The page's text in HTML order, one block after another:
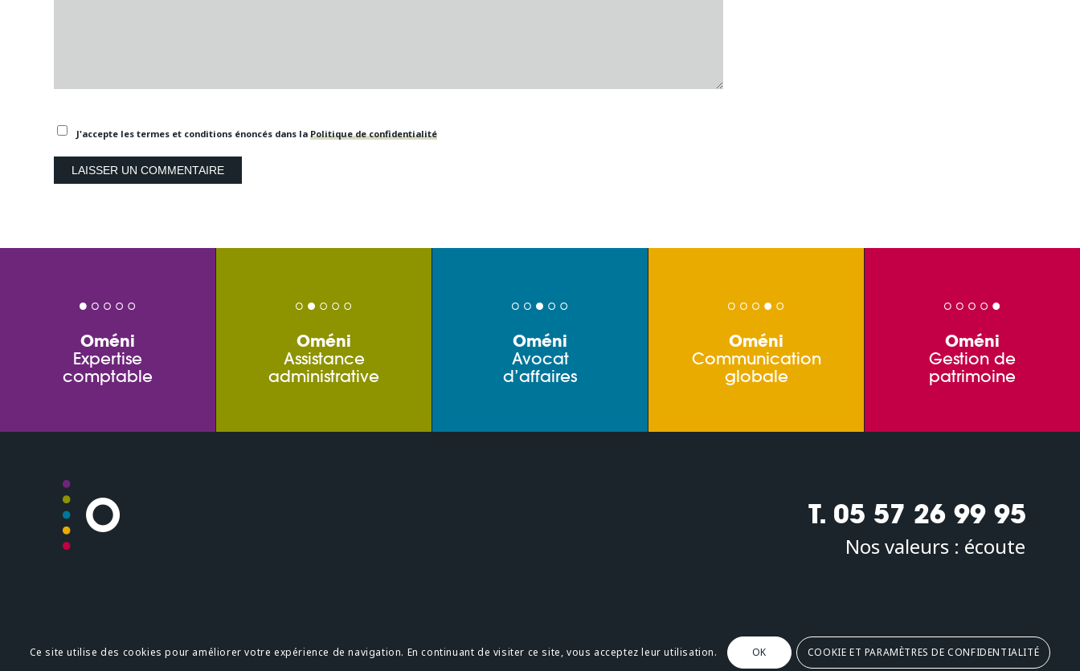
J'accepte les termes et conditions énoncés dans la Politique de confidentialité
Oméni
Expertise
comptable
Oméni
Assistance
administrative
Oméni
Avocat
d’affaires
Oméni
Communication
globale
Oméni
Gestion de
patrimoine
T. 05 57 26 99 95
Nos valeurs : écoute
Oméni2, avenue Léonard de Vinci 33600 PESSAC
Ce site utilise des cookies pour améliorer votre expérience de navigation. En continuant de visiter ce site, vous acceptez leur utilisation. OK COOKIE ET PARAMÈTRES DE CONFIDENTIALITÉ